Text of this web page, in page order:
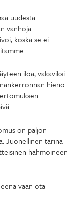
uudesta
vanhoja
koska se ei
iloa, vakaviksi
hieno
on paljon
Juonellinen tarina
hahmoineen
vaan ota